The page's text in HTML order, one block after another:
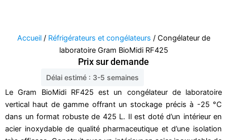
Accueil/ Réfrigérateurs et congélateurs / Congélateur de
laboratoire Gram BioMidi RF425
Prix sur demande
Délai estimé : 3-5 semaines
Le Gram BioMidi RF425 est un congélateur de laboratoire
vertical haut de gamme offrant un stockage précis à -25 °C
dans un format robuste de 425 L. Il est doté d’un intérieur en
acier inoxydable de qualité pharmaceutique et d’une isolation